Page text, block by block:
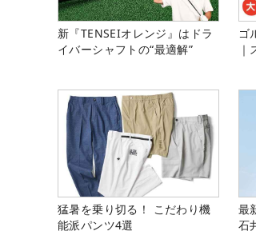
新『TENSEIオレンジ』はドラ
イバーシャフトの“最適解”
ゴ
猛暑を乗り切る！ こだわり機
能派パンツ4選
最
石